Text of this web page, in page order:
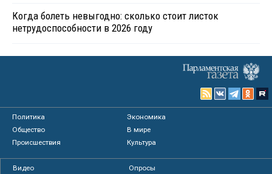
Когда болеть невыгодно: сколько стоит листок
нетрудоспособности в 2026 году
Политика
Экономика
Общество
В мире
Происшествия
Культура
Видео
Опросы